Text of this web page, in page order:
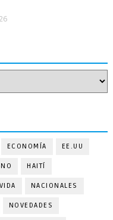
ECONOMÍA EE.UU
HAITÍ
NACIONALES
NOVEDADES